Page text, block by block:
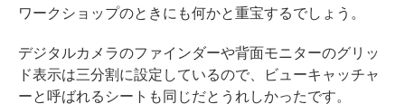
ワークショップのときにも何かと重宝するでしょう。
デジタルカメラのファインダーや背面モニターのグリッ
ド表示は三分割に設定しているので、ビューキャッチャ
ーと呼ばれるシートも同じだとうれしかったです。